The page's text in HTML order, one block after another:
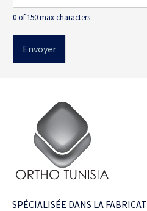
0 of 150 max characters.
Envoyer
SPÉCIALISÉE DANS LA